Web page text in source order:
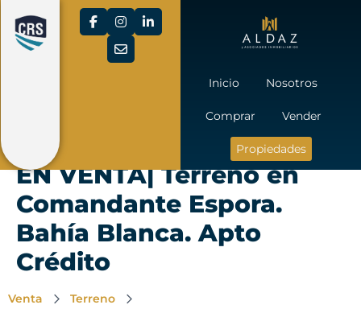
Inicio Nosotros
Comprar Vender
Propiedades
EN VENTA| Terreno en
Comandante Espora.
Bahía Blanca. Apto
Crédito
Venta Terreno